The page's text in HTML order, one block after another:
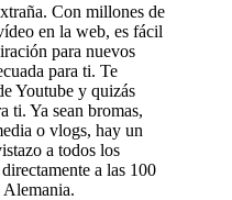
Con millones de
en la web, es fácil
para nuevos
para ti. Te
Youtube y quizás
ti. Ya sean bromas,
o vlogs, hay un
a todos los
a las 100
Alemania.